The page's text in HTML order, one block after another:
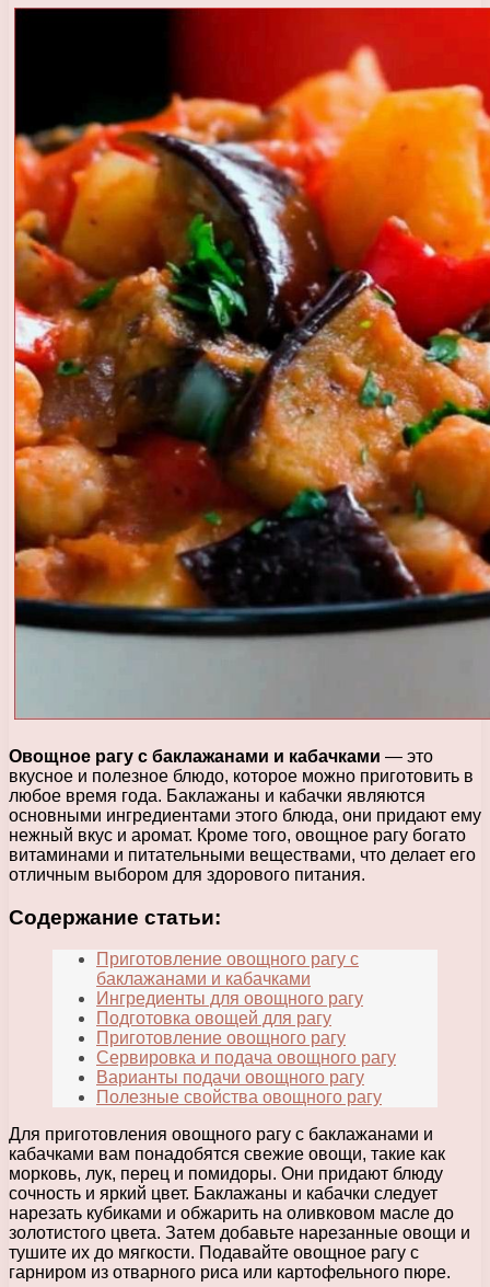
Овощное рагу с баклажанами и кабачками — это
вкусное и полезное блюдо, которое можно приготовить в
любое время года. Баклажаны и кабачки являются
основными ингредиентами этого блюда, они придают ему
нежный вкус и аромат. Кроме того, овощное рагу богато
витаминами и питательными веществами, что делает его
отличным выбором для здорового питания.
Содержание статьи:
Приготовление овощного рагу с
баклажанами и кабачками
Ингредиенты для овощного рагу
Подготовка овощей для рагу
Приготовление овощного рагу
Сервировка и подача овощного рагу
Варианты подачи овощного рагу
Полезные свойства овощного рагу
Для приготовления овощного рагу с баклажанами и
кабачками вам понадобятся свежие овощи, такие как
морковь, лук, перец и помидоры. Они придают блюду
сочность и яркий цвет. Баклажаны и кабачки следует
нарезать кубиками и обжарить на оливковом масле до
золотистого цвета. Затем добавьте нарезанные овощи и
тушите их до мягкости. Подавайте овощное рагу с
гарниром из отварного риса или картофельного пюре.